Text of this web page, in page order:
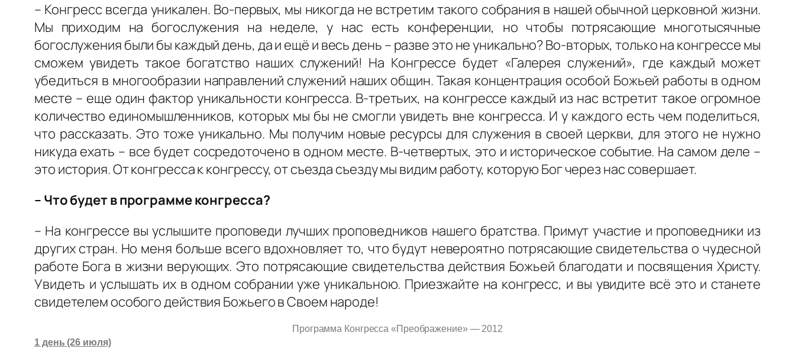
– Конгресс всегда уникален. Во-первых, мы никогда не встретим такого собрания в нашей обычной церковной жизни.
Мы приходим на богослужения на неделе, у нас есть конференции, но чтобы потрясающие многотысячные
богослужения были бы каждый день, да и ещё и весь день – разве это не уникально? Во-вторых, только на конгрессе мы
сможем увидеть такое богатство наших служений! На Конгрессе будет «Галерея служений», где каждый может
убедиться в многообразии направлений служений наших общин. Такая концентрация особой Божьей работы в одном
месте – еще один фактор уникальности конгресса. В-третьих, на конгрессе каждый из нас встретит такое огромное
количество единомышленников, которых мы бы не смогли увидеть вне конгресса. И у каждого есть чем поделиться,
что рассказать. Это тоже уникально. Мы получим новые ресурсы для служения в своей церкви, для этого не нужно
никуда ехать – все будет сосредоточено в одном месте. В-четвертых, это и историческое событие. На самом деле –
это история. От конгресса к конгрессу, от съезда съезду мы видим работу, которую Бог через нас совершает.
– Что будет в программе конгресса?
– На конгрессе вы услышите проповеди лучших проповедников нашего братства. Примут участие и проповедники из
других стран. Но меня больше всего вдохновляет то, что будут невероятно потрясающие свидетельства о чудесной
работе Бога в жизни верующих. Это потрясающие свидетельства действия Божьей благодати и посвящения Христу.
Увидеть и услышать их в одном собрании уже уникальною. Приезжайте на конгресс, и вы увидите всё это и станете
свидетелем особого действия Божьего в Своем народе!
Программа Конгресса «Преображение» — 2012
1 день (26 июля)